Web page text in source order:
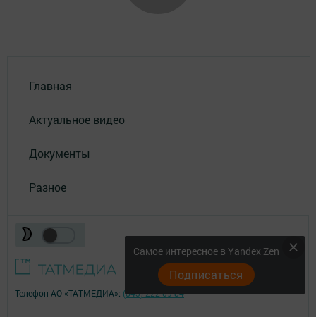
Главная
Актуальное видео
Документы
Разное
Самое интересное в Yandex Zen
Подписаться
Телефон АО «ТАТМЕДИА»: (843) 222 09 84